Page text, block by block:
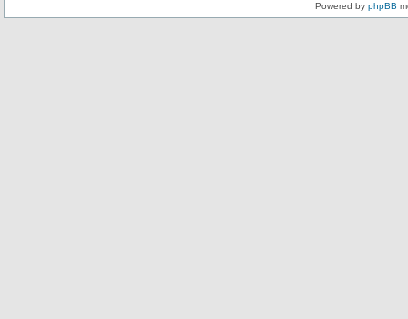
Powered by phpBB